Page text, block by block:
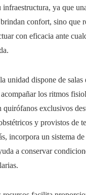
infraestructura, ya que
confort, sino que
con eficacia ante
unidad dispone de salas
los ritmos
quirófanos exclusivos
y provistos de
incorpora un sistema
a conservar